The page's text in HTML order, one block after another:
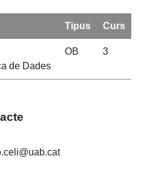
Tipus Curs
de Dades
OB 3